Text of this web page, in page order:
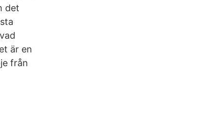
det
är en
från